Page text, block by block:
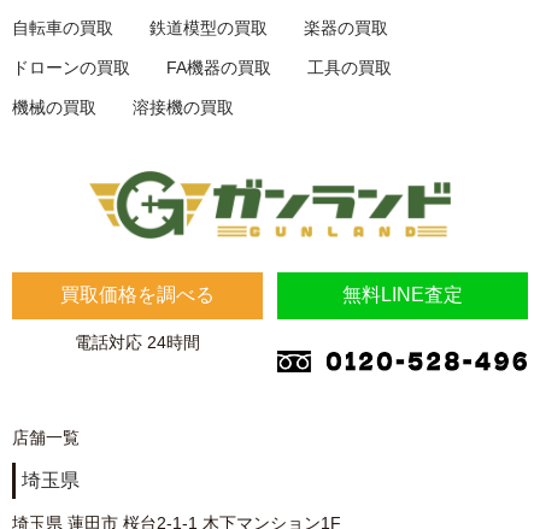
買取価格を調べる 無料LINE査定
電話対応 24時間
店舗一覧
埼玉県
埼玉県 蓮田市 桜台2-1-1 木下マンション1F
自転車の買取 鉄道模型の買取 楽器の買取
ドローンの買取 FA機器の買取 工具の買取
機械の買取 溶接機の買取